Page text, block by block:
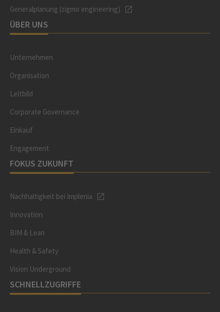
Generalplanung (zigmo engineering)
ÜBER UNS
Unternehmen
Organisation
Leitbild
Corporate Governance
Einkauf
Engagement
FOKUS ZUKUNFT
Nachhaltigkeit bei Implenia
Innovation
BIM & Lean
Health & Safety
Vision Underground
SCHNELLZUGRIFFE